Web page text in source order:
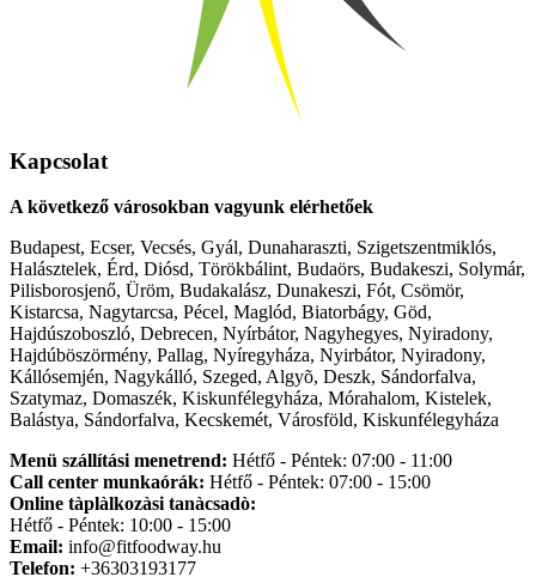
Kapcsolat
A következő városokban vagyunk elérhetőek
Budapest, Ecser, Vecsés, Gyál, Dunaharaszti, Szigetszentmiklós,
Halásztelek, Érd, Diósd, Törökbálint, Budaörs, Budakeszi, Solymár,
Pilisborosjenő, Üröm, Budakalász, Dunakeszi, Fót, Csömör,
Kistarcsa, Nagytarcsa, Pécel, Maglód, Biatorbágy, Göd,
Hajdúszoboszló, Debrecen, Nyírbátor, Nagyhegyes, Nyiradony,
Hajdúböszörmény, Pallag, Nyíregyháza, Nyirbátor, Nyiradony,
Kállósemjén, Nagykálló, Szeged, Algyõ, Deszk, Sándorfalva,
Szatymaz, Domaszék, Kiskunfélegyháza, Mórahalom, Kistelek,
Balástya, Sándorfalva, Kecskemét, Városföld, Kiskunfélegyháza
Menü szállítási menetrend: Hétfő - Péntek: 07:00 - 11:00
Call center munkaórák: Hétfő - Péntek: 07:00 - 15:00
Online tàplàlkozàsi tanàcsadò:
Hétfő - Péntek: 10:00 - 15:00
Email: info@fitfoodway.hu
Telefon: +36303193177